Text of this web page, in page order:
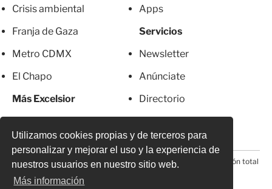
Utilizamos cookies propias y de terceros para
personalizar y mejorar el uso y la experiencia de
nuestros usuarios en nuestro sitio web.
Más información
Crisis ambiental
Franja de Gaza
Metro CDMX
El Chapo
Más Excelsior
Apps
Servicios
Newsletter
Anúnciate
Directorio
© 2026 Todos los derechos reservados. Prohibida la reproducción total
o parcial, incluyendo cualquier medio electrónico*